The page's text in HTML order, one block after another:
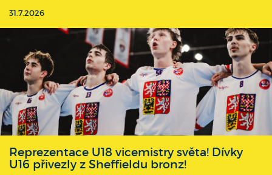
31.7.2026
Reprezentace U18 vicemistry světa! Dívky
U16 přivezly z Sheffieldu bronz!